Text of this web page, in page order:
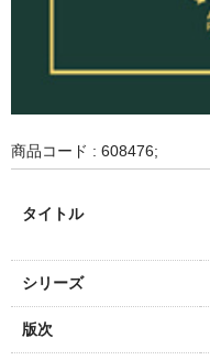
商品コード : 608476;
タイトル
シリーズ
版次